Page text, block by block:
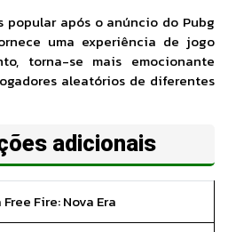
popular após o anúncio do Pubg
uma experiência de jogo
torna-se mais emocionante
aleatórios de diferentes
adicionais
Fire: Nova Era